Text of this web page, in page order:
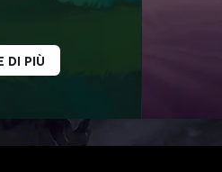
DI PIÙ